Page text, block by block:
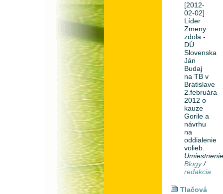
[2012-
02-02]
Líder
Zmeny
zdola -
DÚ
Slovenska
Ján
Budaj
na TB v
Bratislave
2.februára
2012 o
kauze
Gorile a
návrhu
na
oddialenie
volieb.
Blogy /
redakcia
Tlačová